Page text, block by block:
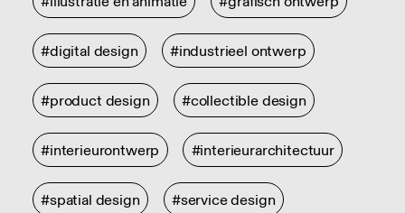
#digital design #industrieel ontwerp
#product design #collectible design
#interieurontwerp #interieurarchitectuur
#spatial design #service design